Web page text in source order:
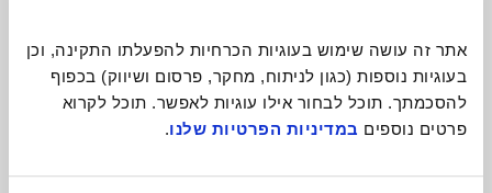
פרטים נוספים במדיניות הפרטיות שלנו.